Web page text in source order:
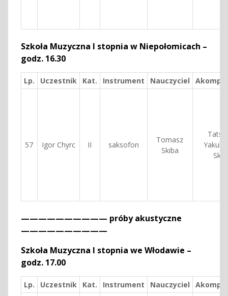
Szkoła Muzyczna I stopnia w Niepołomicach –
godz. 16.30
Lp. Uczestnik Kat. Instrument Nauczyciel
57 Igor Chyrc II saksofon
Tomasz
Skiba
—————————— próby akustyczne
——————————
Szkoła Muzyczna I stopnia we Włodawie –
godz. 17.00
Lp. Uczestnik Kat. Instrument Nauczyciel